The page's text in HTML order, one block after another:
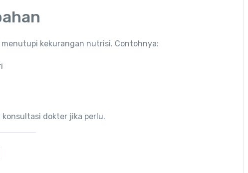
kekurangan nutrisi. Contohnya:
dokter jika perlu.